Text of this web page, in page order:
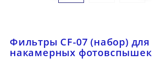
Фильтры CF-07 (набор) для
накамерных фотовспышек